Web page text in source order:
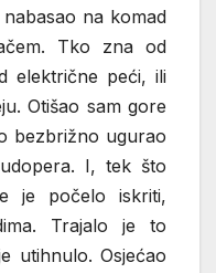
na komad
Tko zna od
električne peći, ili
Otišao sam gore
bezbrižno ugurao
I, tek što
je počelo iskriti,
Trajalo je to
utihnulo. Osjećao